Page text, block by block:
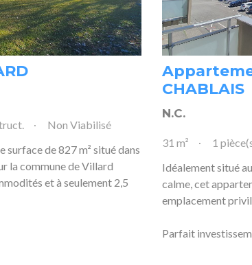
Non Viabilisé
surface de 827 m² situé dans
la commune de Villard
et à seulement 2,5
CHABLAIS
N.C.
31 m² 1
Idéalement situé
calme, cet
emplacement
Parfait